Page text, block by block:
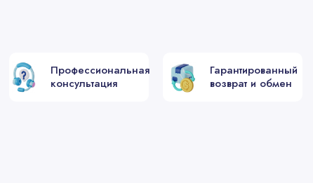
Профессиональная
консультация
Гарантированный
возврат и обмен